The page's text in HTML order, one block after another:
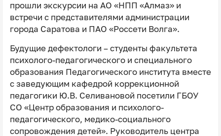
прошли экскурсии на АО «НПП «Алмаз» и
встречи с представителями администрации
города Саратова и ПАО «Россети Волга».
Будущие дефектологи – студенты факультета
психолого-педагогического и специального
образования Педагогического института вместе
с заведующим кафедрой коррекционной
педагогики Ю.В. Селивановой посетили ГБОУ
СО «Центр образования и психолого-
педагогического, медико-социального
сопровождения детей». Руководитель центра